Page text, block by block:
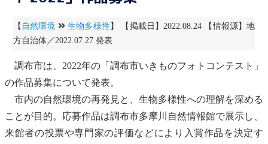
【 自然環境 生物多様性 】 【掲載日】2022.08.24 【情報源】地
方自治体／2022.07.27 発表
調布市は、2022年の「調布市いきものフォトコンテスト」
の作品募集について発表。
市内の自然環境の再発見と、 生物多様性への理解を深める
ことが目的。応募作品は調布市多摩川自然情報館で展示し、
来館者の投票や専門家の評価などにより入賞作品を決定す